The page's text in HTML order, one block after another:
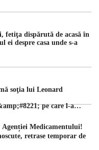
fetiţa dispărută de acasă în
ei despre casa unde s-a
soţia lui Leonard
pe care l-a
Agenției Medicamentului!
retrase temporar de